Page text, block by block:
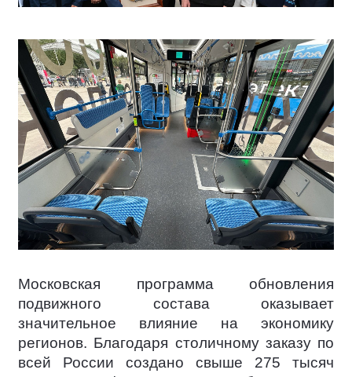
Московская программа обновления
подвижного состава оказывает
значительное влияние на экономику
регионов. Благодаря столичному заказу по
всей России создано свыше 275 тысяч